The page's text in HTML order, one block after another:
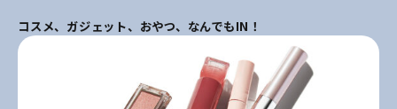
コスメ、ガジェット、おやつ、なんでもIN！